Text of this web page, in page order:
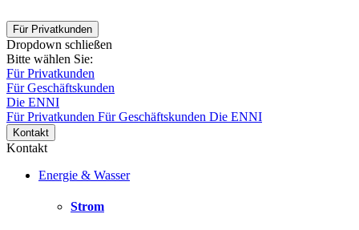
Für Privatkunden
Dropdown schließen
Bitte wählen Sie:
Für Privatkunden
Für Geschäftskunden
Die ENNI
Für Privatkunden Für Geschäftskunden Die ENNI
Kontakt
Kontakt
Energie & Wasser
Strom